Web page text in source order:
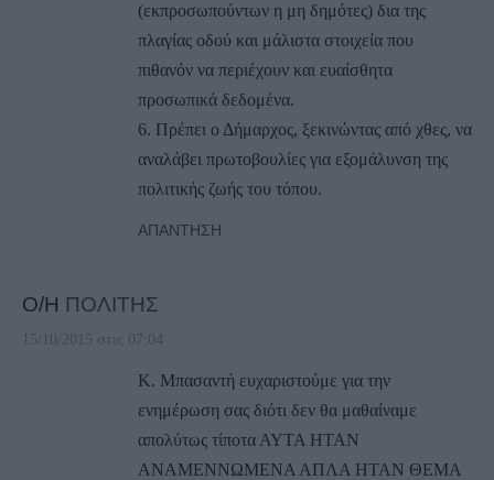
(εκπροσωπούντων η μη δημότες) δια της
πλαγίας οδού και μάλιστα στοιχεία που
πιθανόν να περιέχουν και ευαίσθητα
προσωπικά δεδομένα.
6. Πρέπει ο Δήμαρχος, ξεκινώντας από χθες, να
αναλάβει πρωτοβουλίες για εξομάλυνση της
πολιτικής ζωής του τόπου.
ΑΠΆΝΤΗΣΗ
Ο/Η ΠΟΛΙΤΗΣ
15/10/2015 στις 07:04
Κ. Μπασαντή ευχαριστούμε για την
ενημέρωση σας διότι δεν θα μαθαίναμε
απολύτως τίποτα ΑΥΤΑ ΗΤΑΝ
ΑΝΑΜΕΝΝΩΜΕΝΑ ΑΠΛΑ ΗΤΑΝ ΘΕΜΑ